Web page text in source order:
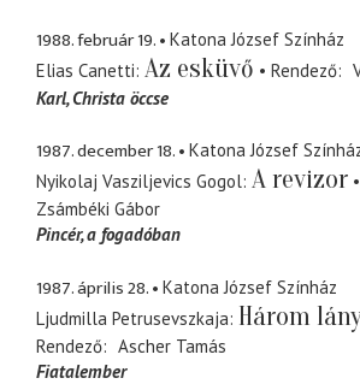
1988. február 19.
Katona József Színház
Elias Canetti Az esküvő Rendező
Karl Christa öccse
1987. december 18.
Katona József
Nyikolaj Vasziljevics Gogol A revizor
Zsámbéki Gábor
Pincér a fogadóban
1987. április 28.
Katona József Színház
Ljudmilla Petrusevszkaja Három
Rendező
Ascher Tamás
Fiatalember